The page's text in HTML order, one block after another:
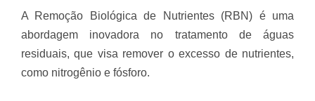
A Remoção Biológica de Nutrientes (RBN) é uma
abordagem inovadora no tratamento de águas
residuais, que visa remover o excesso de nutrientes,
como nitrogênio e fósforo.